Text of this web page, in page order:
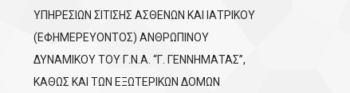
ΥΠΗΡΕΣΙΩΝ ΣΙΤΙΣΗΣ ΑΣΘΕΝΩΝ ΚΑΙ ΙΑΤΡΙΚΟΥ
(ΕΦΗΜΕΡΕΥΟΝΤΟΣ) ΑΝΘΡΩΠΙΝΟΥ
ΔΥΝΑΜΙΚΟΥ ΤΟΥ Γ.Ν.Α. “Γ. ΓΕΝΝΗΜΑΤΑΣ”,
ΚΑΘΩΣ ΚΑΙ ΤΩΝ ΕΞΩΤΕΡΙΚΩΝ ΔΟΜΩΝ